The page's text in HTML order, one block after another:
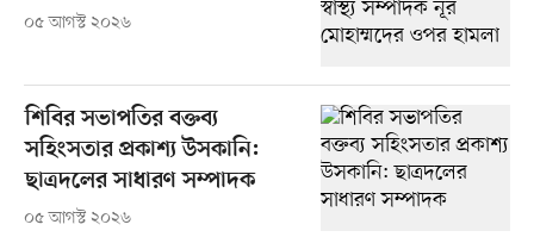
০৫ আগস্ট ২০২৬
শিবির সভাপতির বক্তব্য
সহিংসতার প্রকাশ্য উসকানি:
ছাত্রদলের সাধারণ সম্পাদক
০৫ আগস্ট ২০২৬